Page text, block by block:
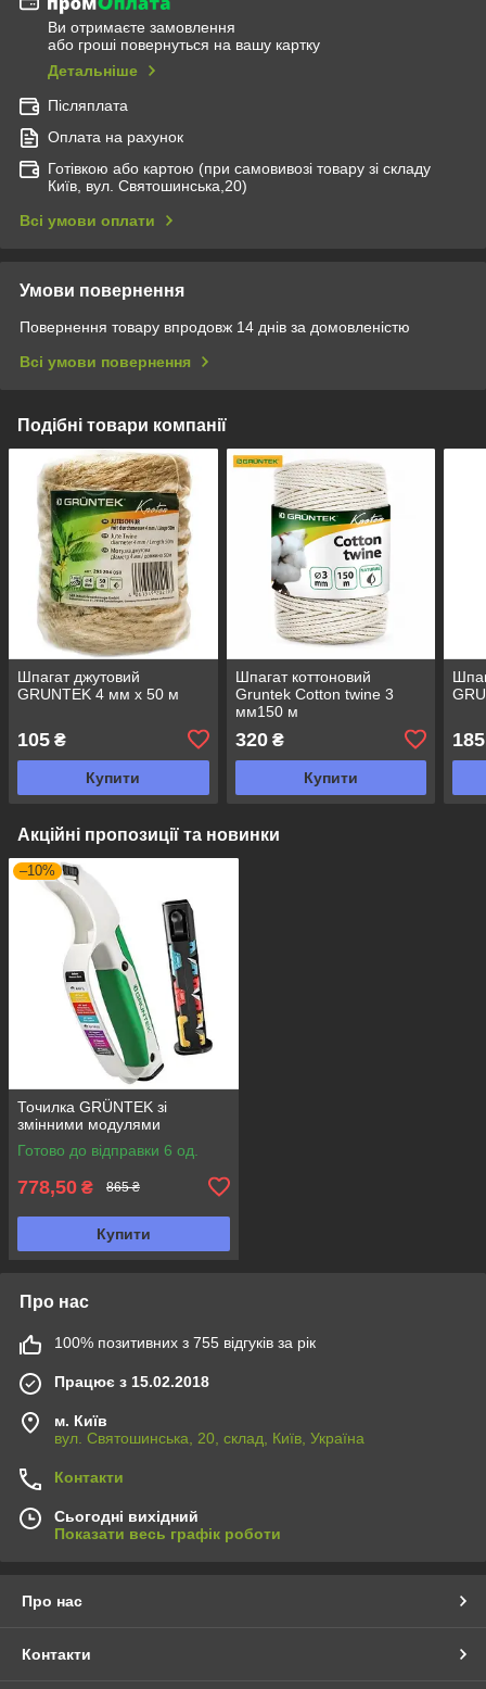
Ви отримаєте замовлення
або гроші повернуться на вашу картку
Детальніше
Післяплата
Оплата на рахунок
Готівкою або картою (при самовивозі товару зі складу
Київ, вул. Святошинська,20)
Всі умови оплати
Умови повернення
Повернення товару впродовж 14 днів за домовленістю
Всі умови повернення
Подібні товари компанії
Шпагат джутовий
GRUNTEK 4 мм х 50 м
105 ₴
Купити
Шпагат коттоновий
Gruntek Cotton twine 3
мм150 м
320₴
Купити
185
Акційні пропозиції та новинки
–10%
Точилка GRÜNTEK зі
змінними модулями
Готово до відправки 6 од.
778,50 ₴ 865 ₴
Купити
Про нас
100% позитивних з 755 відгуків за рік
Працює з 15.02.2018
м. Київ
вул. Святошинська, 20, склад, Київ, Україна
Контакти
Сьогодні вихідний
Показати весь графік роботи
Про нас
Контакти